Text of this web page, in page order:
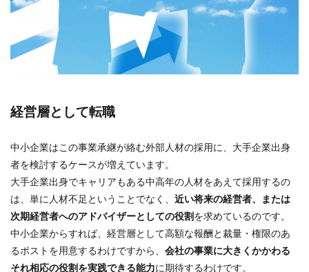
経営層として転職
中小企業はこの事業承継が絡む外部人材の採用に、大手企業出身
者を検討するケースが増えています。
大手企業出身でキャリアもある中高年の人材をあえて採用するの
は、単に人材不足ということでなく、 近い将来の経営者、または
次期経営者へのアドバイザーとしての役割を求めているのです。
中小企業からすれば、経営層として高額な報酬と裁量・権限のあ
るポストを用意するわけですから、 会社の事業に大きくかかわる
それ相応の役割を実践できる能力に期待するわけです。